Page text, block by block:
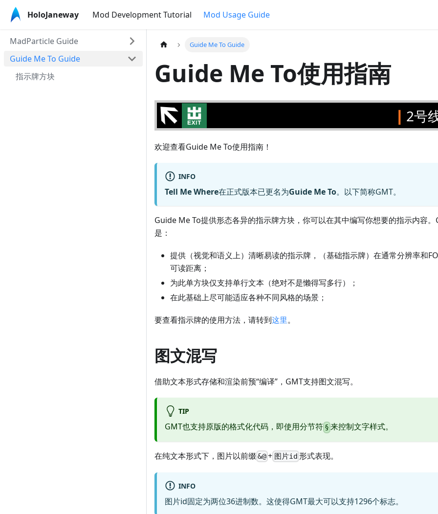
HoloJaneway Mod Development Tutorial Mod Usage Guide
MadParticle Guide
Guide Me To Guide
指示牌方块
Guide Me To Guide
Guide Me To使用指南
| 2号
欢迎查看Guide Me To使用指南！
INFO
Tell Me Where在正式版本已更名为Guide Me To。以下简称GMT。
Guide Me To提供形态各异的指示牌方块，你可以在其中编写你想要的指示内容
是：
提供（视觉和语义上）清晰易读的指示牌，（基础指示牌）在通常分辨率和
可读距离；
为此单方块仅支持单行文本（绝对不是懒得写多行）；
在此基础上尽可能适应各种不同风格的场景；
要查看指示牌的使用方法，请转到这里。
图文混写
借助文本形式存储和渲染前预“编译”，GMT支持图文混写。
TIP
GMT也支持原版的格式化代码，即使用分节符 § 来控制文字样式。
在纯文本形式下，图片以前缀 &@+ 图片id 形式表现。
INFO
图片id固定为两位36进制数。这使得GMT最大可以支持1296个标志。